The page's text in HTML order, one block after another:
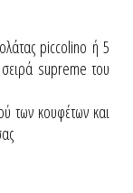
piccolino ή 5
supreme του
των κουφέτων και